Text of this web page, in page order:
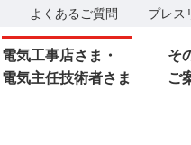
よくあるご質問 プレス
電気工事店さま・
電気主任技術者さま
そ
ご